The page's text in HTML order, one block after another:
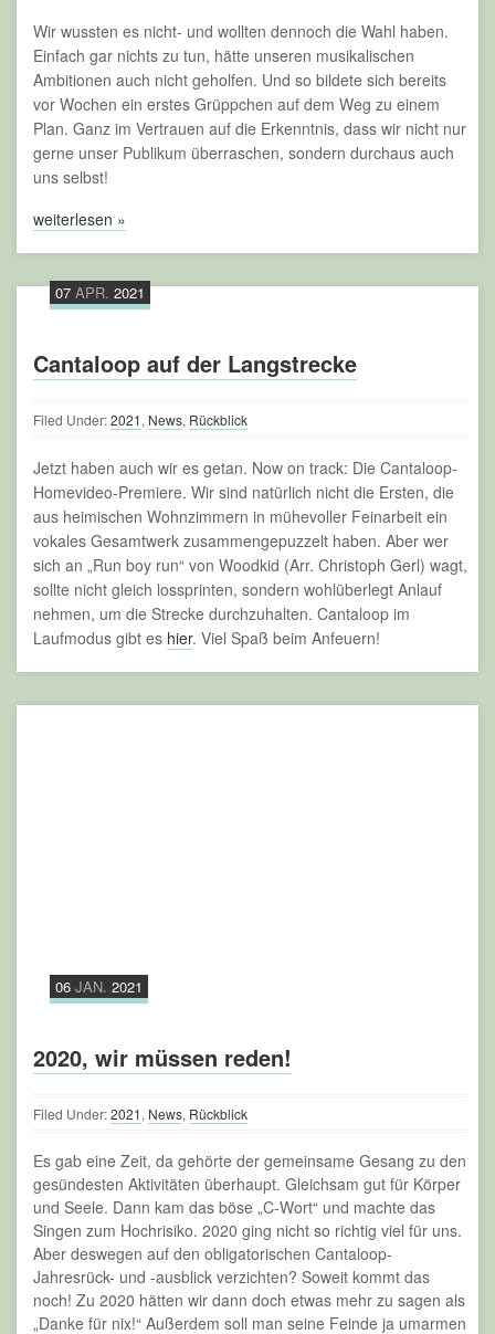
Wir wussten es nicht- und wollten dennoch die Wahl haben.
Einfach gar nichts zu tun, hätte unseren musikalischen
Ambitionen auch nicht geholfen. Und so bildete sich bereits
vor Wochen ein erstes Grüppchen auf dem Weg zu einem
Plan. Ganz im Vertrauen auf die Erkenntnis, dass wir nicht nur
gerne unser Publikum überraschen, sondern durchaus auch
uns selbst!
weiterlesen »
07 APR. 2021
Cantaloop auf der Langstrecke
Filed Under:2021, News, Rückblick
Jetzt haben auch wir es getan. Now on track: Die Cantaloop-
Homevideo-Premiere. Wir sind natürlich nicht die Ersten, die
aus heimischen Wohnzimmern in mühevoller Feinarbeit ein
vokales Gesamtwerk zusammengepuzzelt haben. Aber wer
sich an „Run boy run“ von Woodkid (Arr. Christoph Gerl) wagt,
sollte nicht gleich lossprinten, sondern wohlüberlegt Anlauf
nehmen, um die Strecke durchzuhalten. Cantaloop im
Laufmodus gibt es hier. Viel Spaß beim Anfeuern!
06 JAN. 2021
Aber deswegen auf den obligatorischen Cantaloop-
Jahresrück- und -ausblick verzichten? Soweit kommt das
„Danke für nix!“ Außerdem soll man seine Feinde ja umarmen
und sie so bewegungsunfähig machen.
27 SEP. 2020
Cantaloop taucht wieder auf
Filed Under:2020,News